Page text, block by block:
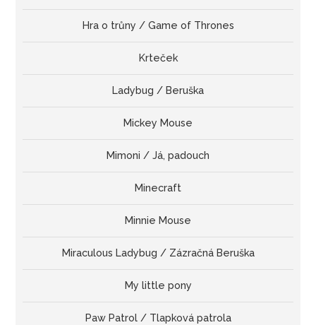
Hra o trůny / Game of Thrones
Krteček
Ladybug / Beruška
Mickey Mouse
Mimoni / Já, padouch
Minecraft
Minnie Mouse
Miraculous Ladybug / Zázračná Beruška
My little pony
Paw Patrol / Tlapková patrola